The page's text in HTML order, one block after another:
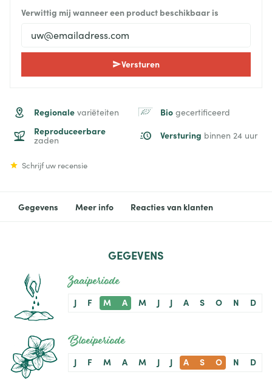
Verwittig mij wanneer een product beschikbaar is
Versturen
Regionale variëteiten Bio gecertificeerd
Reproduceerbare
zaden Versturing binnen 24 uur
Schrijf uw recensie
Gegevens Meer info Reacties van klanten
GEGEVENS
Zaaiperiode
J F M A M J J A S O N D
Bloeiperiode
J F M A M J J A S O N D